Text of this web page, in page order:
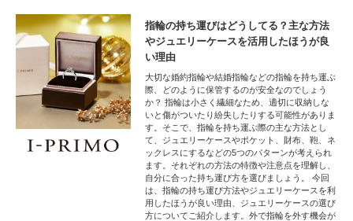
指輪の持ち運びはどうしてる？主な方法
やジュエリーケースを活用したほうが良
い理由
大切な婚約指輪や結婚指輪などの指輪を持ち運ぶ
際、どのように保管するのが安全なのでしょう
か？ 指輪は小さく繊細なため、適切に収納しな
いと傷がついたり紛失したりする可能性がありま
す。そこで、指輪を持ち運ぶ際の主な方法とし
て、ジュエリーケースやポケット、財布、鞄、ネ
ックレスにするなどの5つのパターンが考えられ
ます。それぞれの方法の特徴や注意点を理解し、
自分に合った持ち運び方を選びましょう。 今回
は、指輪の持ち運び方法やジュエリーケースを利
用したほうが良い理由、ジュエリーケースの選び
方についてご紹介します。外で指輪を外す機会が